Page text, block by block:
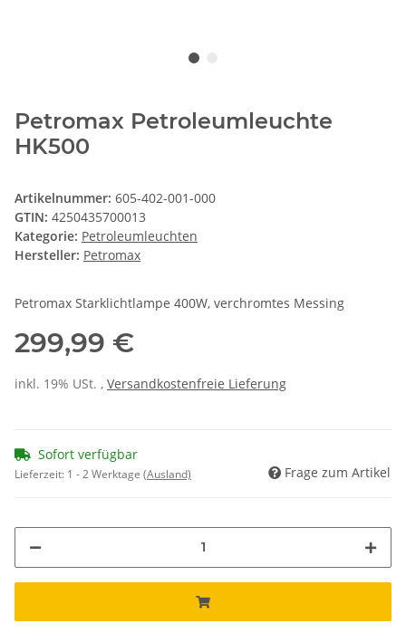
Petromax Petroleumleuchte
HK500
Artikelnummer: 605-402-001-000
GTIN: 4250435700013
Kategorie: Petroleumleuchten
Hersteller: Petromax
Petromax Starklichtlampe 400W, verchromtes Messing
299,99 €
inkl. 19% USt. , Versandkostenfreie Lieferung
Sofort verfügbar
Lieferzeit: 1 - 2 Werktage (Ausland) Frage zum Artikel